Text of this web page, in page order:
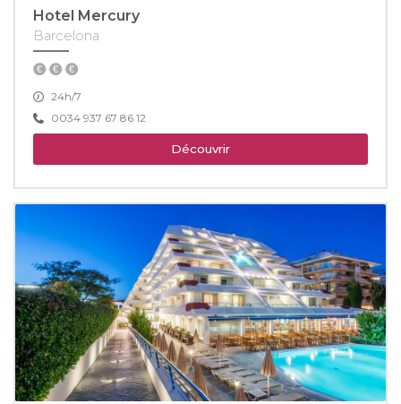
Hotel Mercury
Barcelona
24h/7
0034 937 67 86 12
Découvrir